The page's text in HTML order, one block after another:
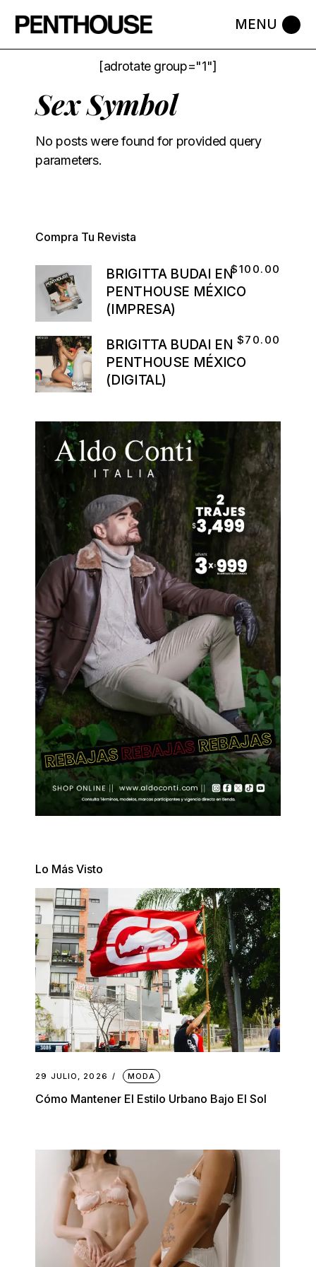
[adrotate group="1"]
Sex Symbol
No posts were found for provided query
parameters.
Compra Tu Revista
BRIGITTA BUDAI EN
PENTHOUSE MÉXICO
(IMPRESA)
$100.00
BRIGITTA BUDAI EN
PENTHOUSE MÉXICO
(DIGITAL)
$70.00
Lo Más Visto
29 JULIO, 2026 MODA
Cómo Mantener El Estilo Urbano Bajo El Sol